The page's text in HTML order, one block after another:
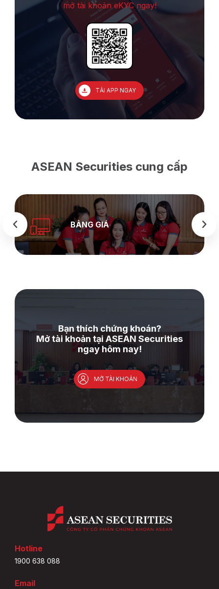
mở tài khoản eKYC ngay!
TẢI APP NGAY
ASEAN Securities cung cấp
BẢNG GIÁ
Bạn thích chứng khoán?
Mở tài khoản tại ASEAN Securities
ngay hôm nay!
MỞ TÀI KHOẢN
Hotline
1900 638 088
Email